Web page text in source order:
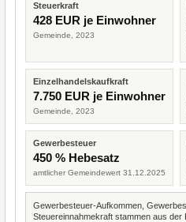
Steuerkraft
428 EUR je Einwohner
Gemeinde, 2023
Einzelhandelskaufkraft
7.750 EUR je Einwohner
Gemeinde, 2023
Gewerbesteuer
450 % Hebesatz
amtlicher Gemeindewert 31.12.2025
Gewerbesteuer-Aufkommen,
Steuereinnahmekraft stammen aus der